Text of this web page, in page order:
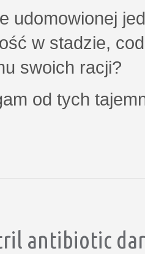
udomowionej
w stadzie,
swoich racji?
od tych
antibiotic